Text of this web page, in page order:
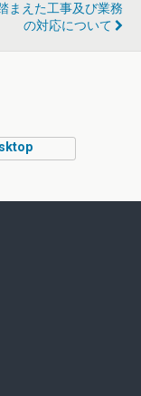
まえた工事及び業務
の対応について